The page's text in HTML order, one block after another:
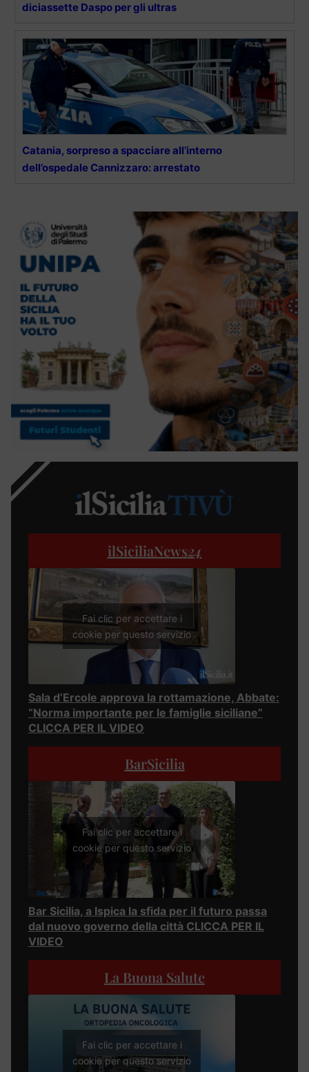
diciassette Daspo per gli ultras
Catania, sorpreso a spacciare all’interno
dell’ospedale Cannizzaro: arrestato
ilSiciliaNews24
Fai clic per accettare i
cookie per questo servizio
Sala d’Ercole approva la rottamazione, Abbate:
“Norma importante per le famiglie siciliane”
CLICCA PER IL VIDEO
BarSicilia
Fai clic per accettare i
cookie per questo servizio
Bar Sicilia, a Ispica la sfida per il futuro passa
dal nuovo governo della città CLICCA PER IL
VIDEO
La Buona Salute
Fai clic per accettare i
cookie per questo servizio